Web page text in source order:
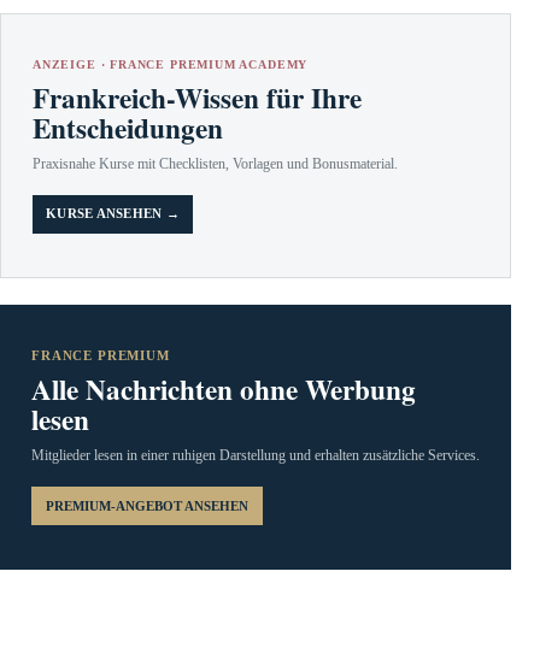
ANZEIGE · FRANCE PREMIUM ACADEMY
Frankreich-Wissen für Ihre
Entscheidungen
Praxisnahe Kurse mit Checklisten, Vorlagen und Bonusmaterial.
KURSE ANSEHEN →
FRANCE PREMIUM
Alle Nachrichten ohne Werbung
lesen
Mitglieder lesen in einer ruhigen Darstellung und erhalten zusätzliche Services.
PREMIUM-ANGEBOT ANSEHEN